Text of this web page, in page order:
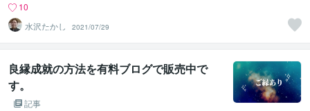
10
水沢たかし
2021/07/29
良縁成就の方法を有料ブログで販売中で
す。
記事